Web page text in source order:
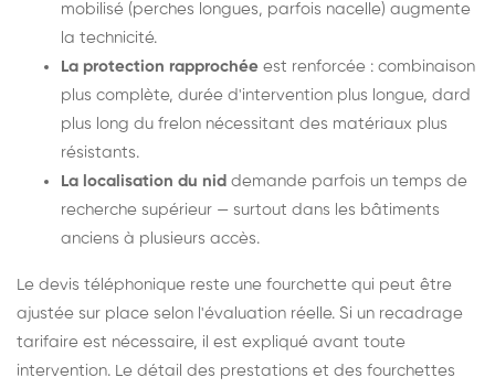
mobilisé (perches longues, parfois nacelle) augmente
la technicité.
La protection rapprochée est renforcée : combinaison
plus complète, durée d'intervention plus longue, dard
plus long du frelon nécessitant des matériaux plus
résistants.
La localisation du nid demande parfois un temps de
recherche supérieur — surtout dans les bâtiments
anciens à plusieurs accès.
Le devis téléphonique reste une fourchette qui peut être
ajustée sur place selon l'évaluation réelle. Si un recadrage
tarifaire est nécessaire, il est expliqué avant toute
intervention. Le détail des prestations et des fourchettes